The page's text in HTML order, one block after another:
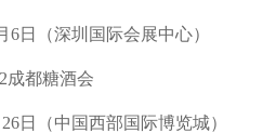
6日（深圳国际会展中心）
成都糖酒会
26日（中国西部国际博览城）